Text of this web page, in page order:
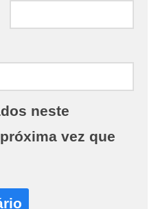
neste
vez que